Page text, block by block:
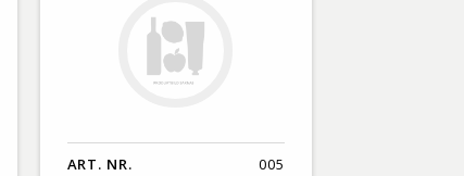
GTIN
Med bild först
ART. NR. 005